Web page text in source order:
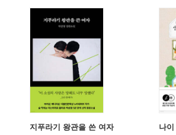
지푸라기 왕관을 쓴 여자 나